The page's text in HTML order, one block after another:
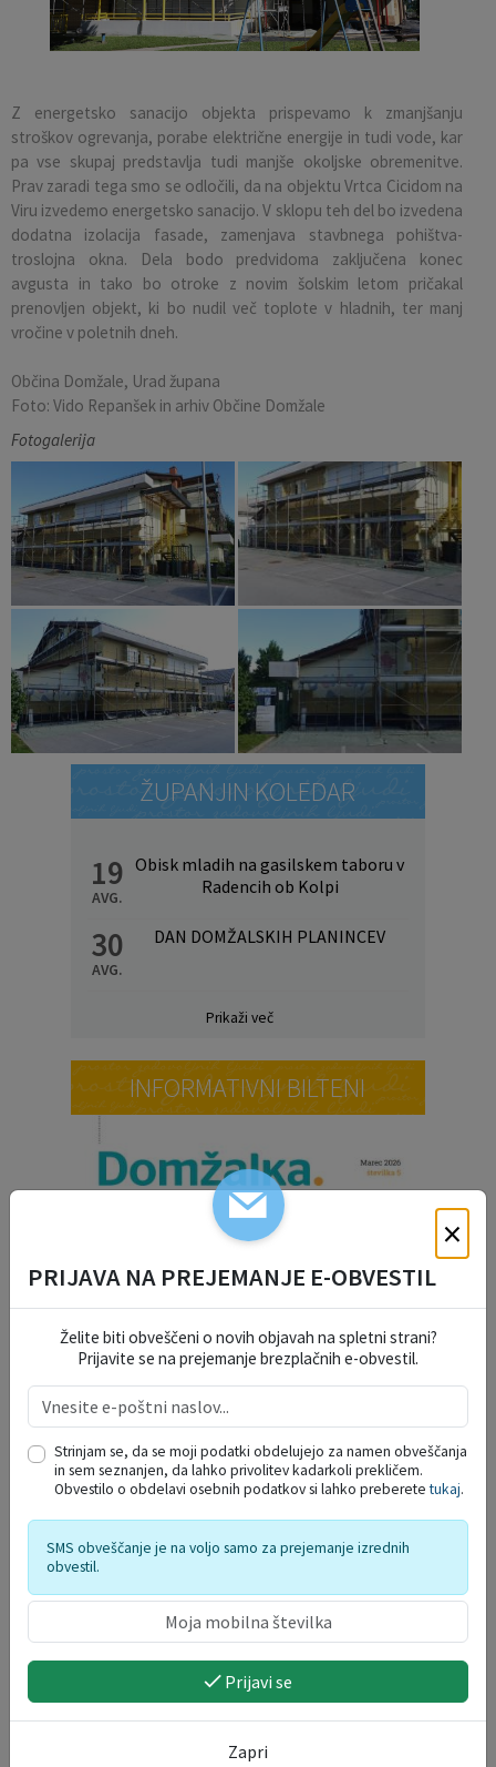
Z energetsko sanacijo objekta prispevamo k zmanjšanju
stroškov ogrevanja, porabe električne energije in tudi vode, kar
pa vse skupaj predstavlja tudi manjše okoljske obremenitve.
Prav zaradi tega smo se odločili, da na objektu Vrtca Cicidom na
Viru izvedemo energetsko sanacijo. V sklopu teh del bo izvedena
dodatna izolacija fasade, zamenjava stavbnega pohištva-
troslojna okna. Dela bodo predvidoma zaključena konec
avgusta in tako bo otroke z novim šolskim letom pričakal
prenovljen objekt, ki bo nudil več toplote v hladnih, ter manj
vročine v poletnih dneh.
Občina Domžale, Urad župana
Foto: Vido Repanšek in arhiv Občine Domžale
Fotogalerija
ŽUPANJIN KOLEDAR
19
AVG.
Obisk mladih na gasilskem taboru v
Radencih ob Kolpi
30
AVG.
DAN DOMŽALSKIH PLANINCEV
Prikaži več
INFORMATIVNI BILTENI
DELO OBČINSKEGA
REDARSTVA
PROSTORSKI AKTI
Pobratene občine
Občina Moravče
Občinska volilna komisija
Državni organi
Svet za preventivo in vzgojo v cestnem prometu
Katalog informacij javnega značaja
Uradne ure
Mladi
Zapuščene živali
Oskrba s plinom
Srednja šola Domžale
Urejanje javnih površin
Pomembni kontakti
Glasilo Slamnik
Občinski predpisi
Uradni vestnik
Proračun Občine
Lokalne volitve
×
PRIJAVA NA PREJEMANJE E-OBVESTIL
Želite biti obveščeni o novih objavah na spletni strani?
Prijavite se na prejemanje brezplačnih e-obvestil.
Strinjam se, da se moji podatki obdelujejo za namen obveščanja
in sem seznanjen, da lahko privolitev kadarkoli prekličem.
Obvestilo o obdelavi osebnih podatkov si lahko preberetetukaj.
SMS obveščanje je na voljo samo za prejemanje izrednih
obvestil.
Prijavi se
Zapri